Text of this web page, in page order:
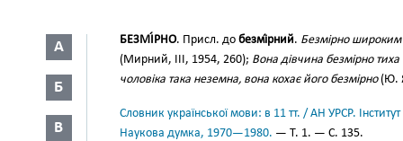
А
Б
В
БЕЗМІ́РНО. Присл. до безмі́рний. Безмірно широким
(Мирний, III, 1954, 260); Вона дівчина безмірно тиха
чоловіка така неземна, вона кохає його безмірно(Ю.
Словник української мови: в 11 тт. / АН УРСР.
Наукова думка, 1970—1980. — Т. 1. — С. 135.